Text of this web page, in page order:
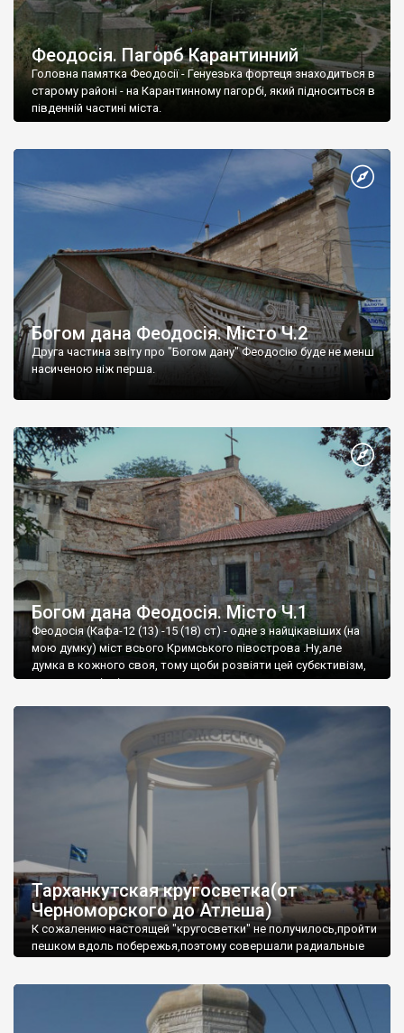
Феодосія. Пагорб Карантинний
Головна памятка Феодосії - Генуезька фортеця знаходиться в
старому районі - на Карантинному пагорбі, який підноситься в
південній частині міста.
Богом дана Феодосія. Місто Ч.2
Друга частина звіту про "Богом дану" Феодосію буде не менш
насиченою ніж перша.
Богом дана Феодосія. Місто Ч.1
Феодосія (Кафа-12 (13) -15 (18) ст) - одне з найцікавіших (на
мою думку) міст всього Кримського півострова .Ну,але
думка в кожного своя, тому щоби розвіяти цей субєктивізм,
запрошую відвідати це
Тарханкутская кругосветка(от
Черноморского до Атлеша)
К сожалению настоящей "кругосветки" не получилось,пройти
пешком вдоль побережья,поэтому совершали радиальные